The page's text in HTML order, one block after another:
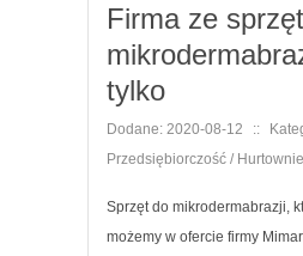
Firma ze
tylko
Dodane: 2020-08-12 ::
Przedsiębiorczość / Hurtownie
Sprzęt do mikrodermabrazji,
możemy w ofercie firmy